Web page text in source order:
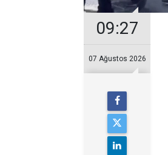
09:27
07 Ağustos 2026